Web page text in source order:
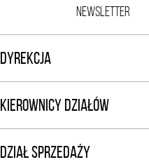
NEWSLETTER
DYREKCJA
KIEROWNICY DZIAŁÓW
DZIAŁ SPRZEDAŻY